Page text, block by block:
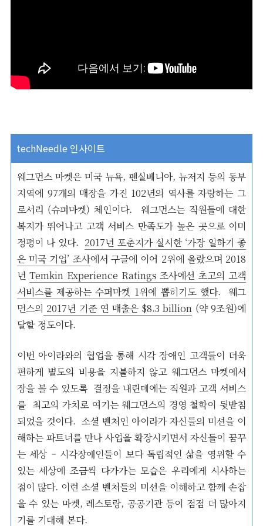
techNeedle 인사이트
웨그먼스 마켓은 미국 뉴욕, 펜실베니아, 뉴저지 등의 동부
지역에 97개의 매장을 가진 102년의 역사를 자랑하는 그
로서리 (슈퍼마켓) 체인이다. 웨그먼스는 직원들에 대한
복지가 뛰어나고 고객 서비스 만족도가 높은 곳으로 이미
정평이 나 있다. 2017년 포춘지가 실시한 ‘가장 일하기 좋
은 미국 기업’ 조사에서 구글에 이어 2위에 올랐으며 2018
년 Temkin Experience Ratings 조사에선 초고의 고객
서비스를 제공하는 수퍼마켓 1위에 뽑히기도 했다. 웨그
먼스의 2017년 기준 연 매출은 $8.3 billion (약 9조원)에
달할 정도이다.
이번 아이라와의 협업을 통해 시각 장애인 고객들이 더욱
편하게 별도의 비용을 지불하지 않고 웨그먼스 마켓에서
장을 볼 수 있도록 결정을 내린데에는 직원과 고객 서비스
를 최고의 가치로 여기는 웨그먼스의 경영 철학이 뒷받침
되었을 것이다. 소셜 벤처인 아이라가 자신들의 미션을 이
해하는 파트너를 만나 사업을 확장시키면서 자신들이 꿈꾸
는 세상 – 시각장애인들이 보다 독립적인 삶을 영위할 수
있는 세상에 조금씩 다가가는 모습은 우리에게 시사하는
점이 많다. 이런 소셜 벤처들의 미션을 이해하고 함께 손잡
을 수 있는 마켓, 레스토랑, 공공기관 등이 점점 더 많아지
기를 기대해 본다.